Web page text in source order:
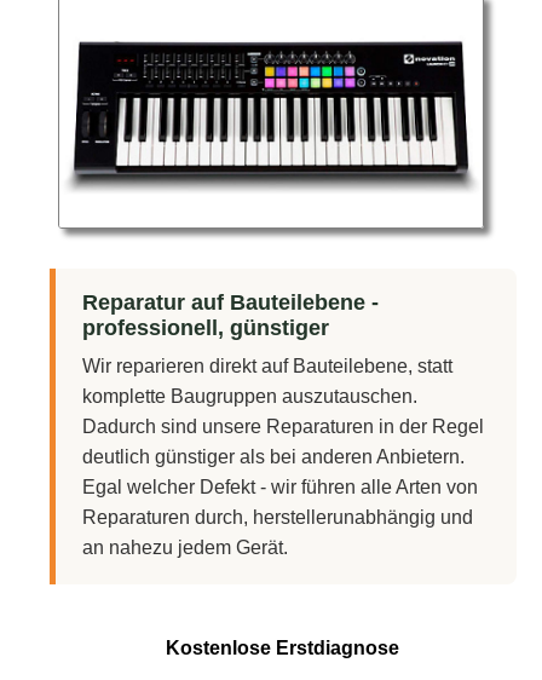
Reparatur auf Bauteilebene -
professionell, günstiger
Wir reparieren direkt auf Bauteilebene, statt
komplette Baugruppen auszutauschen.
Dadurch sind unsere Reparaturen in der Regel
deutlich günstiger als bei anderen Anbietern.
Egal welcher Defekt - wir führen alle Arten von
Reparaturen durch, herstellerunabhängig und
an nahezu jedem Gerät.
Kostenlose Erstdiagnose